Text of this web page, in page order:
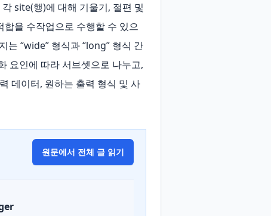
site(행)에 대해 기울기, 절편 및
합을 수작업으로 수행할 수 있으
“wide” 형식과 “long” 형식 간
요인에 따라 서브셋으로 나누고,
데이터, 원하는 출력 형식 및 사
원문에서 전체 글 읽기